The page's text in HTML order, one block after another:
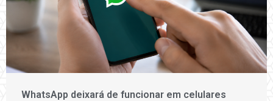
WhatsApp deixará de funcionar em celulares